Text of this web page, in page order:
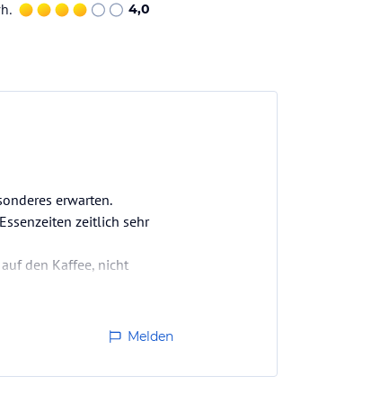
4,0
erwarten.
zeitlich sehr
den Kaffee, nicht
sucht, gleichzeitig
Melden